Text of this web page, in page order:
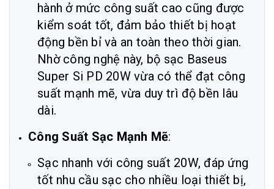
hành ở mức công suất cao cũng được
kiểm soát tốt, đảm bảo thiết bị hoạt
động bền bỉ và an toàn theo thời gian.
Nhờ công nghệ này, bộ sạc Baseus
Super Si PD 20W vừa có thể đạt công
suất mạnh mẽ, vừa duy trì độ bền lâu
dài.
Công Suất Sạc Mạnh Mẽ:
Sạc nhanh với công suất 20W, đáp ứng
tốt nhu cầu sạc cho nhiều loại thiết bị,